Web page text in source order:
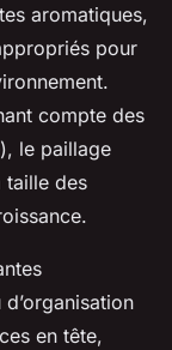
aromatiques,
pour
compte des
le paillage
taille des
en tête,